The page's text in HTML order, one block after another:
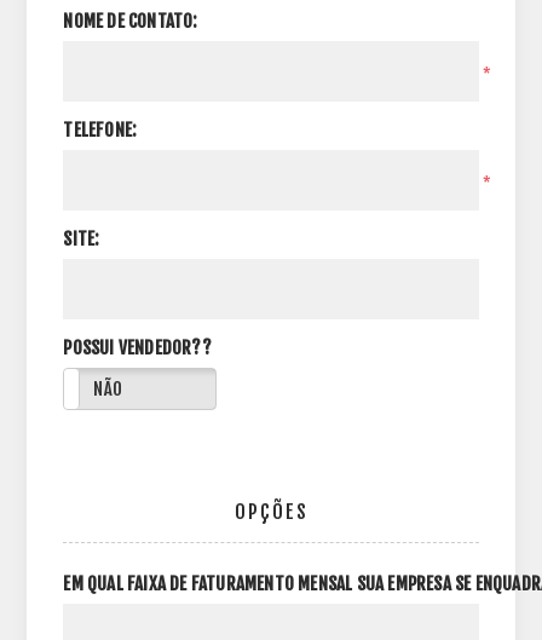
NOME DE CONTATO:
*
TELEFONE:
*
SITE:
POSSUI VENDEDOR??
NÃO
OPÇÕES
EM QUAL FAIXA DE FATURAMENTO MENSAL SUA EMPRESA SE